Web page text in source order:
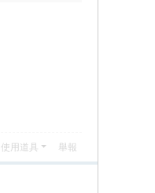
使用道具 舉報